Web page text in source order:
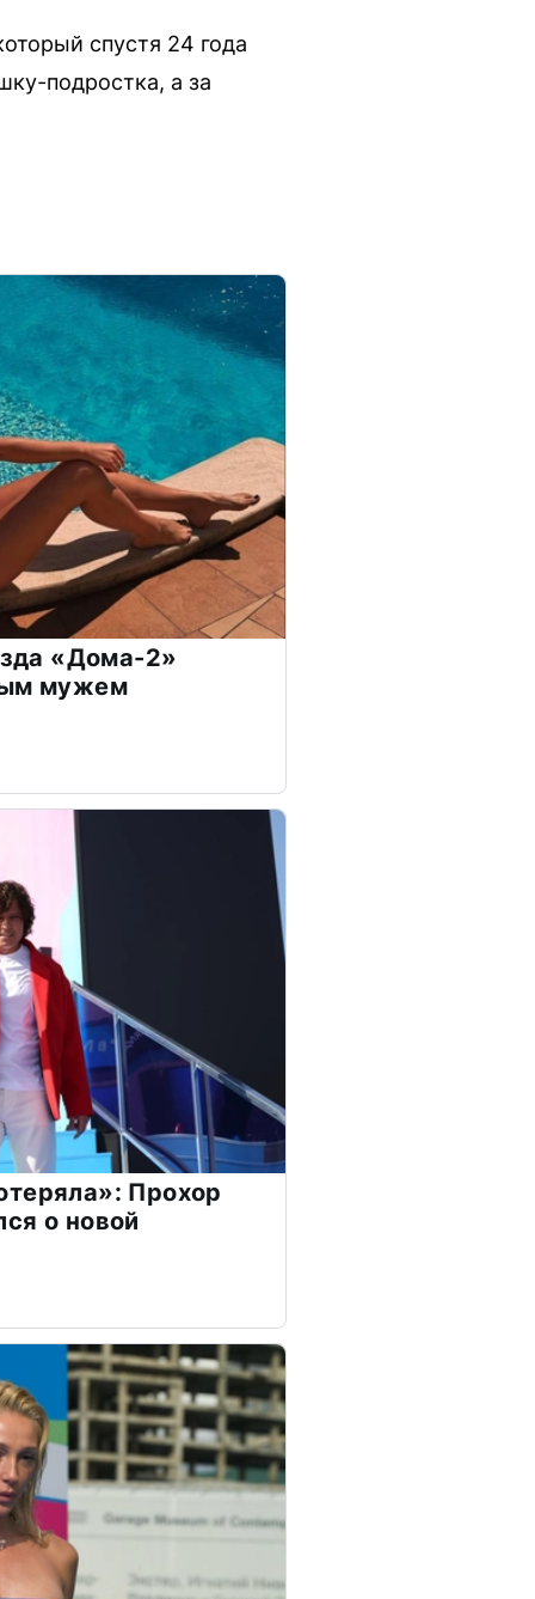
спустя 24 года
подростка, а за
«Дома-2»
мужем
Прохор
о новой